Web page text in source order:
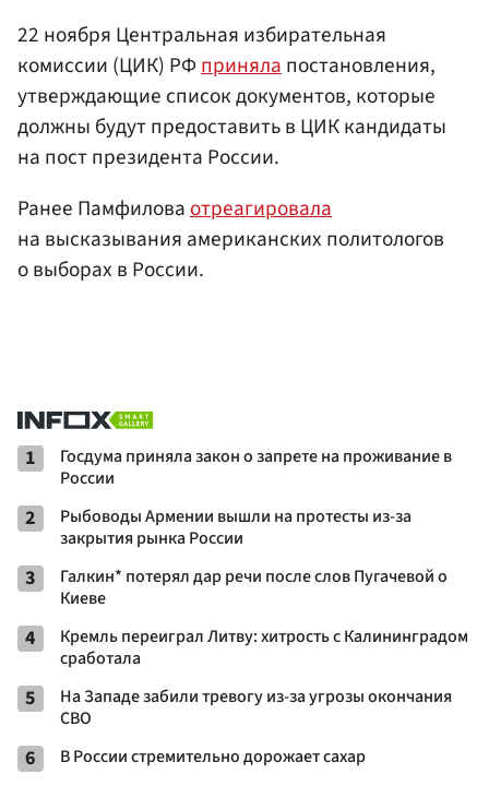
22 ноября Центральная избирательная
комиссии (ЦИК) РФпринялапостановления,
утверждающие список документов, которые
должны будут предоставить в ЦИК кандидаты
на пост президента России.
Ранее Памфиловаотреагировала
на высказывания американских политологов
о выборах в России.
1
Госдума приняла закон о запрете на проживание в
России
2
Рыбоводы Армении вышли на протесты из-за
закрытия рынка России
3
Галкин* потерял дар речи после слов Пугачевой о
Киеве
4
Кремль переиграл Литву: хитрость с Калининградом
сработала
5
На Западе забили тревогу из-за угрозы окончания
СВО
6 В России стремительно дорожает сахар